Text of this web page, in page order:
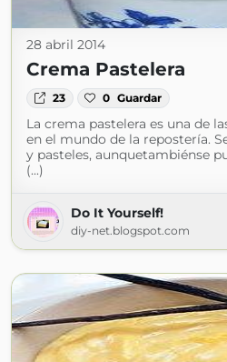
28 abril 2014
Crema Pastelera
23 0 Guardar
La crema pastelera es una de
en el mundo de la repostería.
y pasteles, aunquetambiénse
(...)
Do It Yourself!
diy-net.blogspot.com